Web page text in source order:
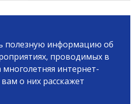
полезную информацию об
проводимых в
интернет-
о них расскажет